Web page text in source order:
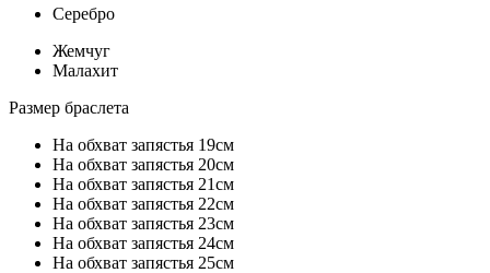
Серебро
Жемчуг
Малахит
Размер браслета
На обхват запястья 19см
На обхват запястья 20см
На обхват запястья 21см
На обхват запястья 22см
На обхват запястья 23см
На обхват запястья 24см
На обхват запястья 25см